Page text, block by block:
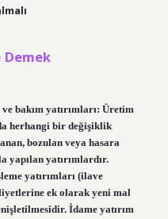
Demek
bakım yatırımları: Üretim
herhangi bir değişiklik
bozulan veya hasara
yapılan yatırımlardır.
yatırımları (ilave
ek olarak yeni mal
İdame yatırım